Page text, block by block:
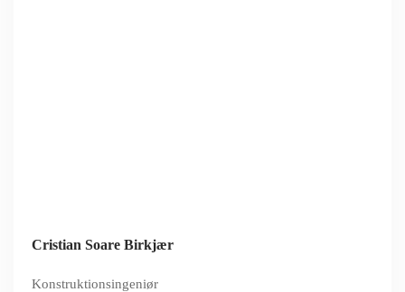
Cristian Soare Birkjær
Konstruktionsingeniør